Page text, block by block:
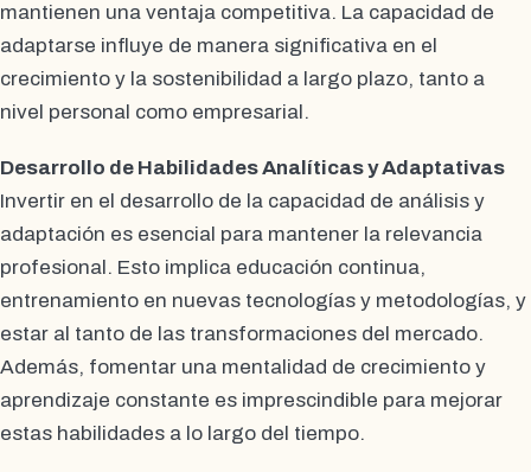
mantienen una ventaja competitiva. La capacidad de
adaptarse influye de manera significativa en el
crecimiento y la sostenibilidad a largo plazo, tanto a
nivel personal como empresarial.
Desarrollo de Habilidades Analíticas y Adaptativas
Invertir en el desarrollo de la capacidad de análisis y
adaptación es esencial para mantener la relevancia
profesional. Esto implica educación continua,
entrenamiento en nuevas tecnologías y metodologías, y
estar al tanto de las transformaciones del mercado.
Además, fomentar una mentalidad de crecimiento y
aprendizaje constante es imprescindible para mejorar
estas habilidades a lo largo del tiempo.